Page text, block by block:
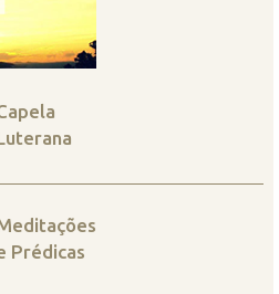
Prédicas